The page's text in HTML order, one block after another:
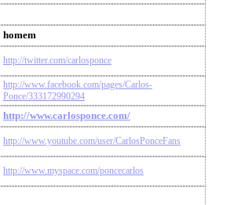
homem
http://twitter.com/carlosponce
http://www.facebook.com/pages/Carlos-
Ponce/333172990294
http://www.carlosponce.com/
http://www.youtube.com/user/CarlosPonceFans
http://www.myspace.com/poncecarlos